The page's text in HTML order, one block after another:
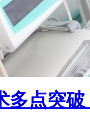
多点突